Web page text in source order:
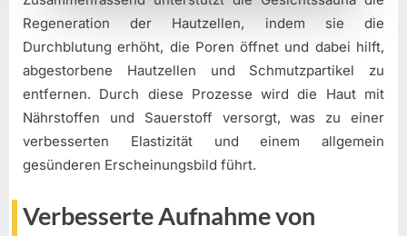
Regeneration der Hautzellen, indem sie die
Durchblutung erhöht, die Poren öffnet und dabei hilft,
abgestorbene Hautzellen und Schmutzpartikel zu
entfernen. Durch diese Prozesse wird die Haut mit
Nährstoffen und Sauerstoff versorgt, was zu einer
verbesserten Elastizität und einem allgemein
gesünderen Erscheinungsbild führt.
Verbesserte Aufnahme von